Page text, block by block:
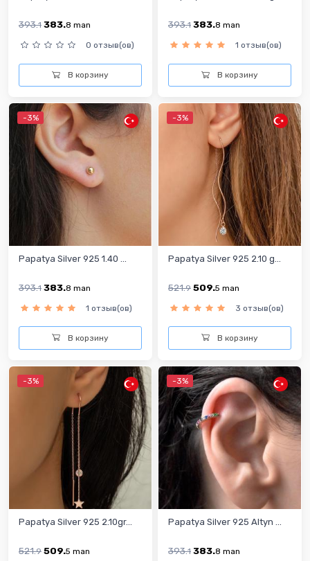
393.1 383.8 man
0 отзыв(ов)
В корзину
393.1 383.8 man
1 отзыв(ов)
В корзину
-3%
Papatya Silver 925 1.40 ...
393.1 383.8 man
1 отзыв(ов)
В корзину
-3%
Papatya Silver 925 2.10 g...
521.9 509.5 man
3 отзыв(ов)
В корзину
-3%
Papatya Silver 925 2.10gr...
521.9 509.5 man
-3%
Papatya Silver 925 Altyn ...
393.1 383.8 man